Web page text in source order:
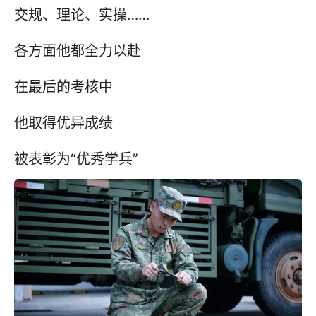
交规、理论、实操……
各方面他都全力以赴
在最后的考核中
他取得优异成绩
被表彰为“优秀学兵”